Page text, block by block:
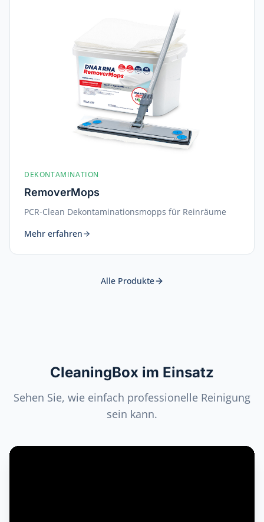
DEKONTAMINATION
RemoverMops
PCR-Clean Dekontaminationsmopps für Reinräume
Mehr erfahren
Alle Produkte
CleaningBox im Einsatz
Sehen Sie, wie einfach professionelle Reinigung
sein kann.